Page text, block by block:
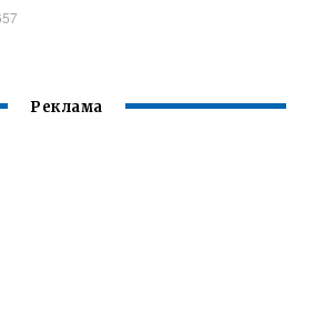
Реклама